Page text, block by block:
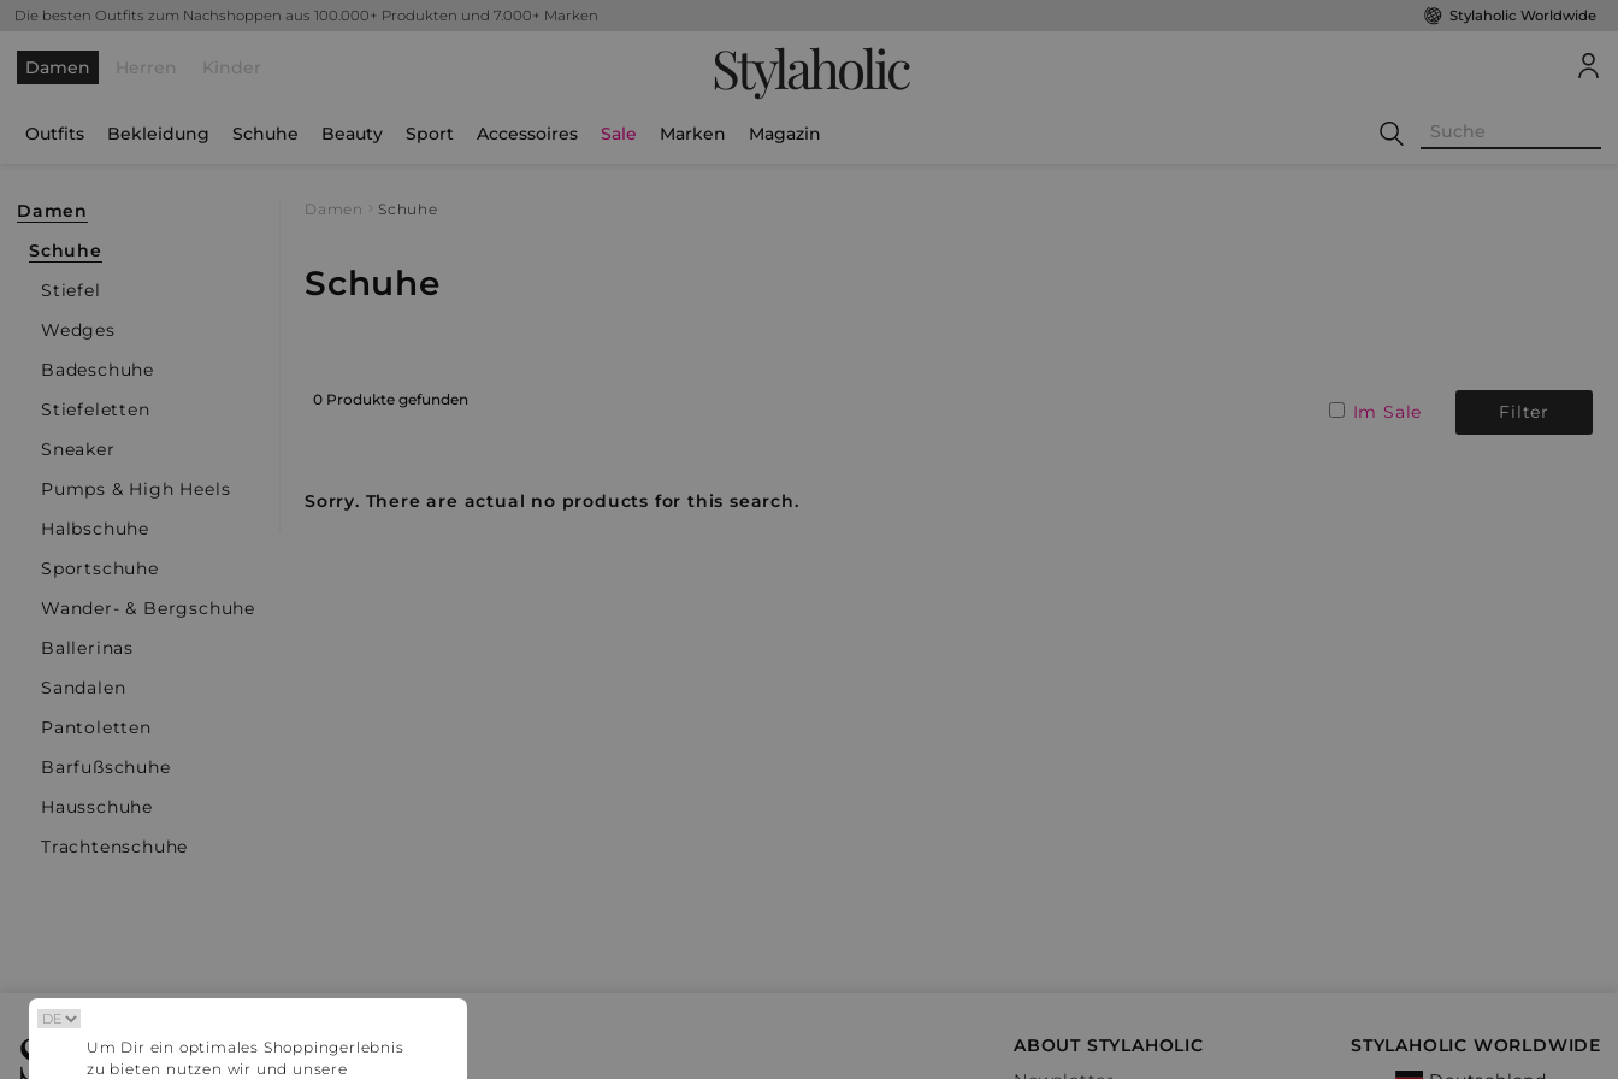
Die besten Outfits zum Nachshoppen aus 100.000+ Produkten und 7.000+ Marken Stylaholic Worldwide
Damen Herren Kinder Stylaholic
Outfits Bekleidung Schuhe Beauty Sport Accessoires Sale Marken Magazin
Damen
Schuhe
Stiefel
Wedges
Badeschuhe
Stiefeletten
Sneaker
Pumps & High Heels
Halbschuhe
Sportschuhe
Wander- & Bergschuhe
Ballerinas
Sandalen
Pantoletten
Barfußschuhe
Hausschuhe
Trachtenschuhe
Damen Schuhe
Schuhe
0 Produkte gefunden
Im Sale Filter
Sorry. There are actual no products for this search.
Stylaholic
ABOUT STYLAHOLIC
STYLAHOLIC WORLDWIDE
Um Dir ein optimales Shoppingerlebnis
zu bieten nutzen wir und unsere